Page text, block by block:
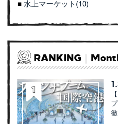
水上マーケット(10)
RANKING｜